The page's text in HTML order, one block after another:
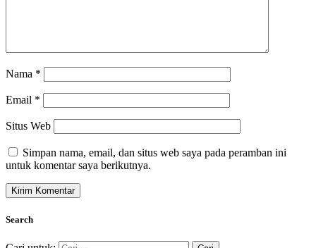
Nama *
Email *
Situs Web
Simpan nama, email, dan situs web saya pada peramban ini
untuk komentar saya berikutnya.
Search